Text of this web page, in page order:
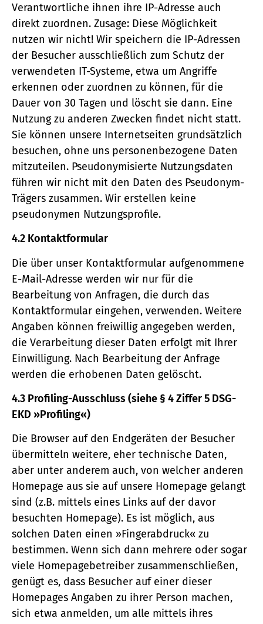
Verantwortliche ihnen ihre IP-Adresse auch
direkt zuordnen. Zusage: Diese Möglichkeit
nutzen wir nicht! Wir speichern die IP-Adressen
der Besucher ausschließlich zum Schutz der
verwendeten IT-Systeme, etwa um Angriffe
erkennen oder zuordnen zu können, für die
Dauer von 30 Tagen und löscht sie dann. Eine
Nutzung zu anderen Zwecken findet nicht statt.
Sie können unsere Internetseiten grundsätzlich
besuchen, ohne uns personenbezogene Daten
mitzuteilen. Pseudonymisierte Nutzungsdaten
führen wir nicht mit den Daten des Pseudonym-
Trägers zusammen. Wir erstellen keine
pseudonymen Nutzungsprofile.
4.2 Kontaktformular
Die über unser Kontaktformular aufgenommene
E-Mail-Adresse werden wir nur für die
Bearbeitung von Anfragen, die durch das
Kontaktformular eingehen, verwenden. Weitere
Angaben können freiwillig angegeben werden,
die Verarbeitung dieser Daten erfolgt mit Ihrer
Einwilligung. Nach Bearbeitung der Anfrage
werden die erhobenen Daten gelöscht.
4.3 Profiling-Ausschluss (siehe § 4 Ziffer 5 DSG-
EKD »Profiling«)
Die Browser auf den Endgeräten der Besucher
übermitteln weitere, eher technische Daten,
aber unter anderem auch, von welcher anderen
Homepage aus sie auf unsere Homepage gelangt
sind (z.B. mittels eines Links auf der davor
besuchten Homepage). Es ist möglich, aus
solchen Daten einen »Fingerabdruck« zu
bestimmen. Wenn sich dann mehrere oder sogar
viele Homepagebetreiber zusammenschließen,
genügt es, dass Besucher auf einer dieser
Homepages Angaben zu ihrer Person machen,
sich etwa anmelden, um alle mittels ihres